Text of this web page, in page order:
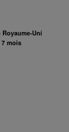
Uni
mois